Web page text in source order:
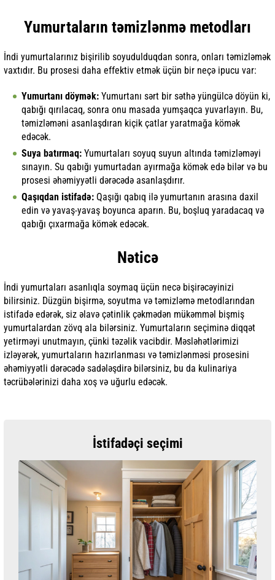
Yumurtaların təmizlənmə metodları
İndi yumurtalarınız bişirilib soyudulduqdan sonra, onları təmizləmək
vaxtıdır. Bu prosesi daha effektiv etmək üçün bir neçə ipucu var:
Yumurtanı döymək: Yumurtanı sərt bir səthə yüngülcə döyün ki,
qabığı qırılacaq, sonra onu masada yumşaqca yuvarlayın. Bu,
təmizləməni asanlaşdıran kiçik çatlar yaratmağa kömək
edəcək.
Suya batırmaq: Yumurtaları soyuq suyun altında təmizləməyi
sınayın. Su qabığı yumurtadan ayırmağa kömək edə bilər və bu
prosesi əhəmiyyətli dərəcədə asanlaşdırır.
Qaşıqdan istifadə: Qaşığı qabıq ilə yumurtanın arasına daxil
edin və yavaş-yavaş boyunca aparın. Bu, boşluq yaradacaq və
qabığı çıxarmağa kömək edəcək.
Nəticə
İndi yumurtaları asanlıqla soymaq üçün necə bişirəcəyinizi
bilirsiniz. Düzgün bişirmə, soyutma və təmizləmə metodlarından
istifadə edərək, siz əlavə çətinlik çəkmədən mükəmməl bişmiş
yumurtalardan zövq ala bilərsiniz. Yumurtaların seçiminə diqqət
yetirməyi unutmayın, çünki təzəlik vacibdir. Məsləhətlərimizi
izləyərək, yumurtaların hazırlanması və təmizlənməsi prosesini
əhəmiyyətli dərəcədə sadələşdirə bilərsiniz, bu da kulinariya
təcrübələrinizi daha xoş və uğurlu edəcək.
İstifadəçi seçimi